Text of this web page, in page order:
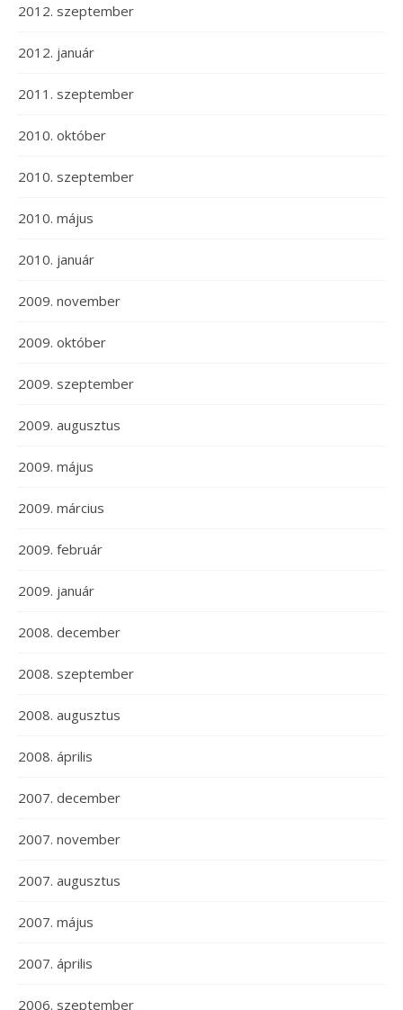
2012. szeptember
2012. január
2011. szeptember
2010. október
2010. szeptember
2010. május
2010. január
2009. november
2009. október
2009. szeptember
2009. augusztus
2009. május
2009. március
2009. február
2009. január
2008. december
2008. szeptember
2008. augusztus
2008. április
2007. december
2007. november
2007. augusztus
2007. május
2007. április
2006. szeptember